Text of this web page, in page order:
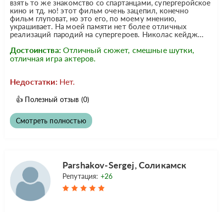
взять то же знакомство со спартанцами, супергеройское
кино и тд. но! этот фильм очень зацепил, конечно
фильм глуповат, но это его, по моему мнению,
украшивает. На моей памяти нет более отличных
реализаций пародий на супергероев. Николас кейдж...
Достоинства: Отличный сюжет, смешные шутки,
отличная игра актеров.
Недостатки: Нет.
👍 Полезный отзыв (0)
Смотреть полностью
Parshakov-Sergej, Соликамск
Репутация: +26